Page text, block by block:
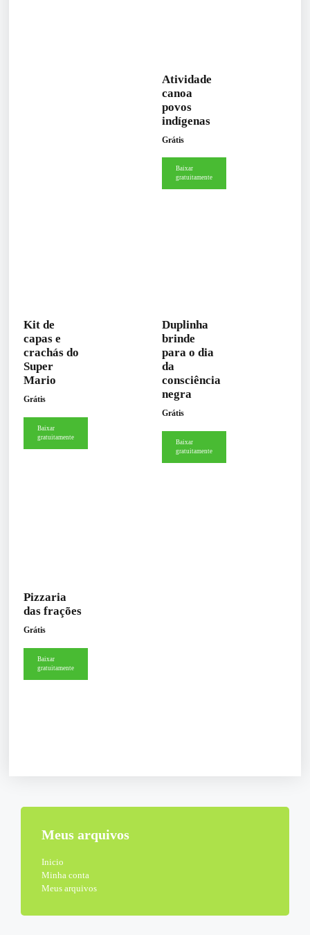
Atividade
canoa
povos
indígenas
Grátis
Baixar
gratuitamente
Kit de
capas e
crachás do
Super
Mario
Grátis
Baixar
gratuitamente
Duplinha
brinde
para o dia
da
consciência
negra
Grátis
Baixar
gratuitamente
Pizzaria
das frações
Grátis
Baixar
gratuitamente
Meus arquivos
Inicio
Minha conta
Meus arquivos